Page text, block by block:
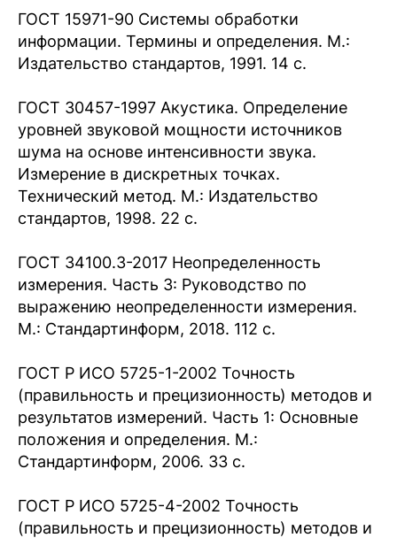
ГОСТ 15971-90 Системы обработки
информации. Термины и определения. М.:
Издательство стандартов, 1991. 14 с.
ГОСТ 30457-1997 Акустика. Определение
уровней звуковой мощности источников
шума на основе интенсивности звука.
Измерение в дискретных точках.
Технический метод. М.: Издательство
стандартов, 1998. 22 с.
ГОСТ 34100.3-2017 Неопределенность
измерения. Часть 3: Руководство по
выражению неопределенности измерения.
М.: Стандартинформ, 2018. 112 с.
ГОСТ Р ИСО 5725-1-2002 Точность
(правильность и прецизионность) методов и
результатов измерений. Часть 1: Основные
положения и определения. М.:
Стандартинформ, 2006. 33 с.
ГОСТ Р ИСО 5725-4-2002 Точность
(правильность и прецизионность) методов и